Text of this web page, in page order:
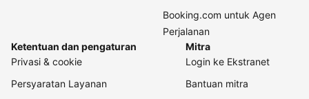
Booking.com untuk Agen
Perjalanan
Ketentuan dan pengaturan
Privasi & cookie
Persyaratan Layanan
Mitra
Login ke Ekstranet
Bantuan mitra